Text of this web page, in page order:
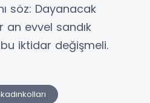
söz: Dayanacak
an evvel sandık
iktidar değişmeli.